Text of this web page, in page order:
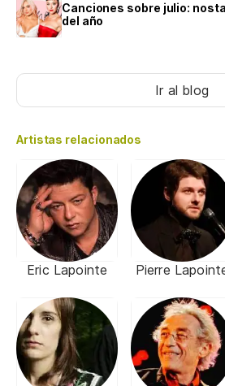
Canciones sobre julio:
del año
Ir al blog
Artistas relacionados
Eric Lapointe Pierre